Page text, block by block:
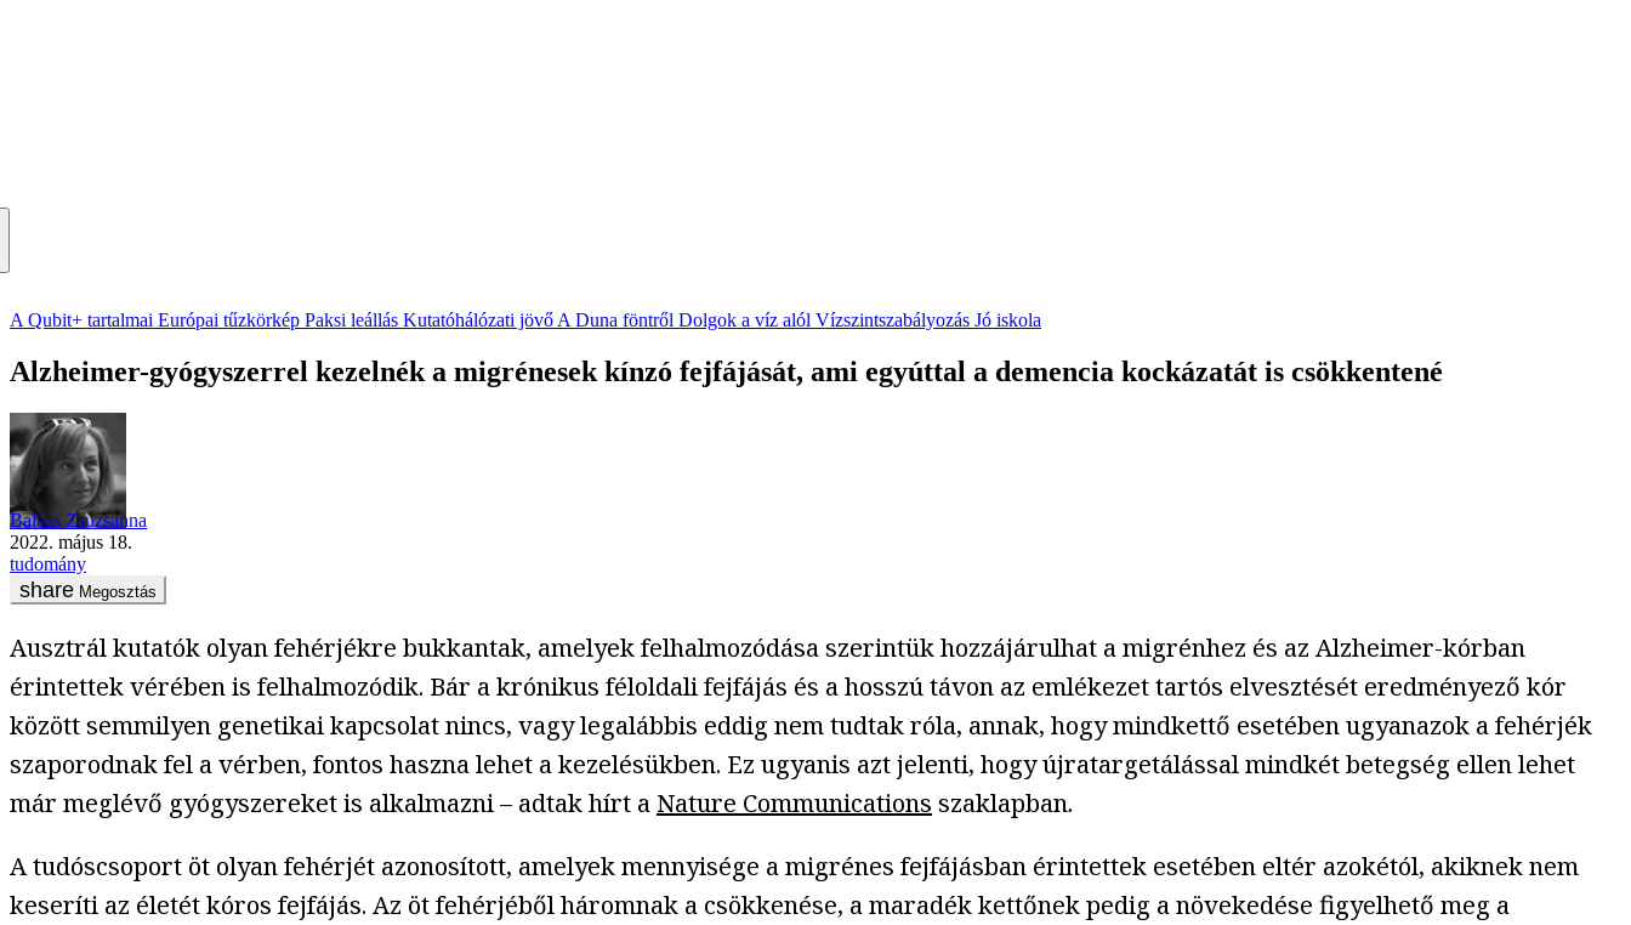
A Qubit+ tartalmai Európai tűzkörkép Paksi leállás Kutatóhálózati jövő A Duna föntről Dolgok a víz alól Vízszintszabályozás Jó iskola
Alzheimer-gyógyszerrel kezelnék a migrénesek kínzó fejfájását, ami egyúttal a demencia kockázatát is csökkentené
Balázs Zsuzsanna
2022. május 18.
tudomány
Megosztás
Ausztrál kutatók olyan fehérjékre bukkantak, amelyek felhalmozódása szerintük hozzájárulhat a migrénhez és az Alzheimer-kórban
érintettek vérében is felhalmozódik. Bár a krónikus féloldali fejfájás és a hosszú távon az emlékezet tartós elvesztését eredményező kór
között semmilyen genetikai kapcsolat nincs, vagy legalábbis eddig nem tudtak róla, annak, hogy mindkettő esetében ugyanazok a fehérjék
szaporodnak fel a vérben, fontos haszna lehet a kezelésükben. Ez ugyanis azt jelenti, hogy újratargetálással mindkét betegség ellen lehet
már meglévő gyógyszereket is alkalmazni – adtak hírt a Nature Communications szaklapban.
A tudóscsoport öt olyan fehérjét azonosított, amelyek mennyisége a migrénes fejfájásban érintettek esetében eltér azokétól, akiknek nem
keseríti az életét kóros fejfájás. Az öt fehérjéből háromnak a csökkenése, a maradék kettőnek pedig a növekedése figyelhető meg a